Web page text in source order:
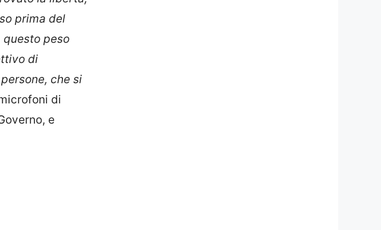
prima del
questo peso
di
che si
di
e